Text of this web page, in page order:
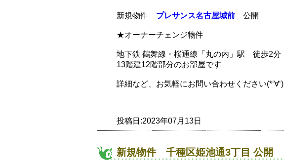
新規物件 プレサンス名古屋城前 公開
★オーナーチェンジ物件
地下鉄 鶴舞線・桜通線「丸の内」駅 徒歩2分
13階建12階部分のお部屋です
詳細など、お気軽にお問い合わせください(*‘∀‘)
投稿日:2023年07月13日
新規物件 千種区姫池通3丁目 公開